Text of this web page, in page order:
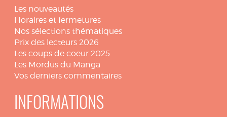
Les nouveautés
Horaires et fermetures
Nos sélections thématiques
Prix des lecteurs 2026
Les coups de coeur 2025
Les Mordus du Manga
Vos derniers commentaires
INFORMATIONS